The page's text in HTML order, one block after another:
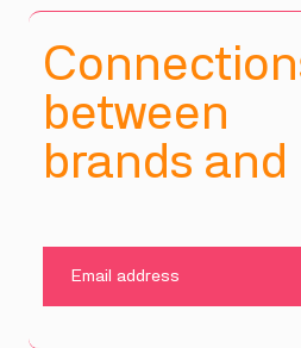
between
brands and